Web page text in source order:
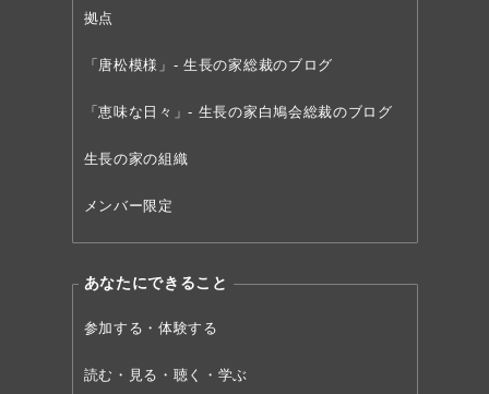
拠点
「唐松模様」- 生長の家総裁のブログ
「恵味な日々」- 生長の家白鳩会総裁のブログ
生長の家の組織
メンバー限定
あなたにできること
参加する・体験する
読む・見る・聴く・学ぶ